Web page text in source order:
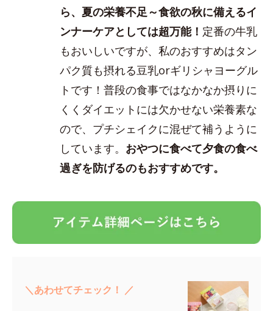
ら、夏の栄養不足～食欲の秋に備えるイ
ンナーケアとしては超万能！ 定番の牛乳
もおいしいですが、私のおすすめはタン
パク質も摂れる豆乳orギリシャヨーグル
トです！普段の食事ではなかなか摂りに
くくダイエットには欠かせない栄養素な
ので、プチシェイクに混ぜて補うように
しています。 おやつに食べて夕食の食べ
過ぎを防げるのもおすすめです。
＼あわせてチェック！ ／